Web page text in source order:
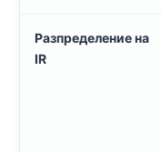
Разпределение на
IR